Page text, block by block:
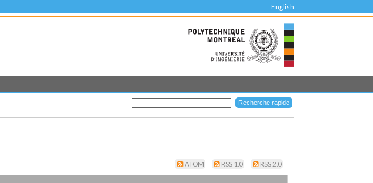
English
ATOM RSS 1.0 RSS 2.0